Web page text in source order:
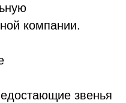
компании.
звенья